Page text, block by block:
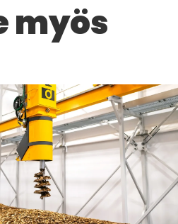
myös